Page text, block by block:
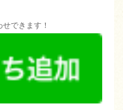
できます！